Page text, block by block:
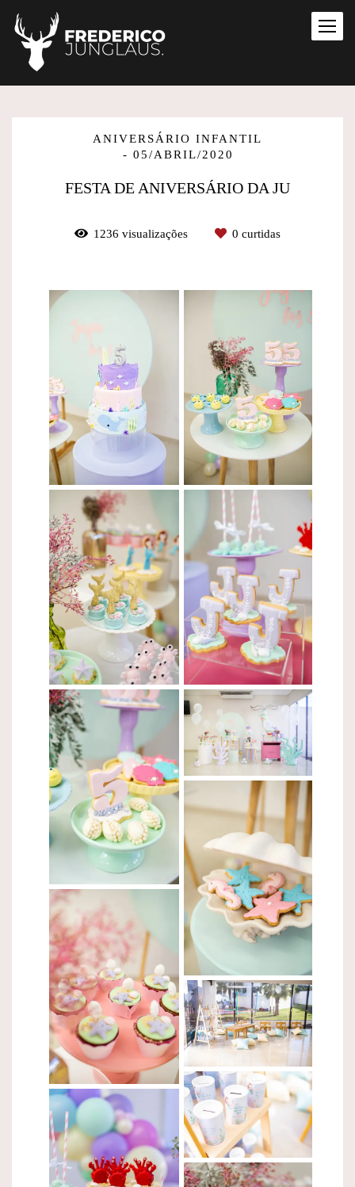
ANIVERSÁRIO INFANTIL
05/ABRIL/2020
FESTA DE ANIVERSÁRIO DA JU
1236 visualizações 0 curtidas